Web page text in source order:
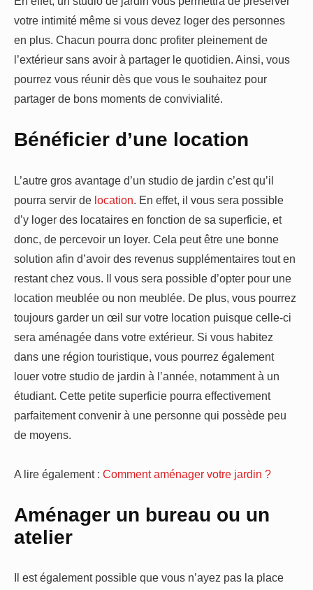
votre intimité même si vous devez loger des personnes
en plus. Chacun pourra donc profiter pleinement de
l’extérieur sans avoir à partager le quotidien. Ainsi, vous
pourrez vous réunir dès que vous le souhaitez pour
partager de bons moments de convivialité.
Bénéficier d’une location
L’autre gros avantage d’un studio de jardin c’est qu’il
pourra servir de location. En effet, il vous sera possible
d’y loger des locataires en fonction de sa superficie, et
donc, de percevoir un loyer. Cela peut être une bonne
solution afin d’avoir des revenus supplémentaires tout en
restant chez vous. Il vous sera possible d’opter pour une
location meublée ou non meublée. De plus, vous pourrez
toujours garder un œil sur votre location puisque celle-ci
sera aménagée dans votre extérieur. Si vous habitez
dans une région touristique, vous pourrez également
louer votre studio de jardin à l’année, notamment à un
étudiant. Cette petite superficie pourra effectivement
parfaitement convenir à une personne qui possède peu
de moyens.
A lire également : Comment aménager votre jardin ?
Aménager un bureau ou un
atelier
Il est également possible que vous n’ayez pas la place